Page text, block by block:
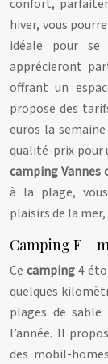
confort,
hiver, vous
idéale pour se
apprécieront
offrant un
propose des
euros la
qualité-prix pour
camping Vannes
à la plage,
plaisirs de la
Camping E –
Cecamping4
quelques
plages de
l’année. Il
des mobil-